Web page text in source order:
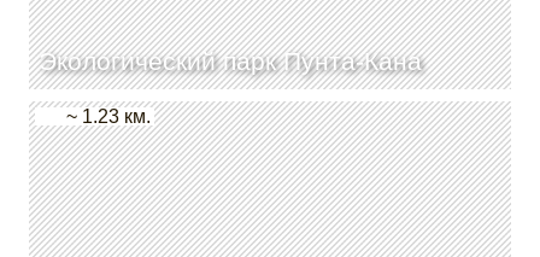
Экологический парк Пунта-Кана
~ 1.23 км.